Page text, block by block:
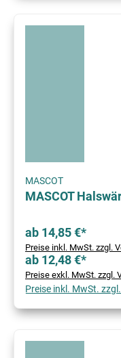
MASCOT
MASCOT
ab 14,85 €*
Preise inkl. MwSt. zzgl.
ab 12,48 €*
Preise exkl. MwSt. zzgl.
Preise inkl. MwSt.